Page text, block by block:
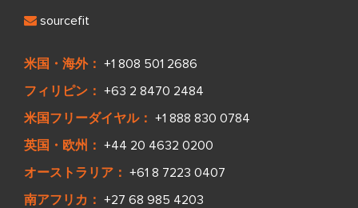
sourcefit
米国・海外： +1 808 501 2686
フィリピン： +63 2 8470 2484
米国フリーダイヤル： +1 888 830 0784
英国・欧州： +44 20 4632 0200
オーストラリア： +61 8 7223 0407
南アフリカ： +27 68 985 4203